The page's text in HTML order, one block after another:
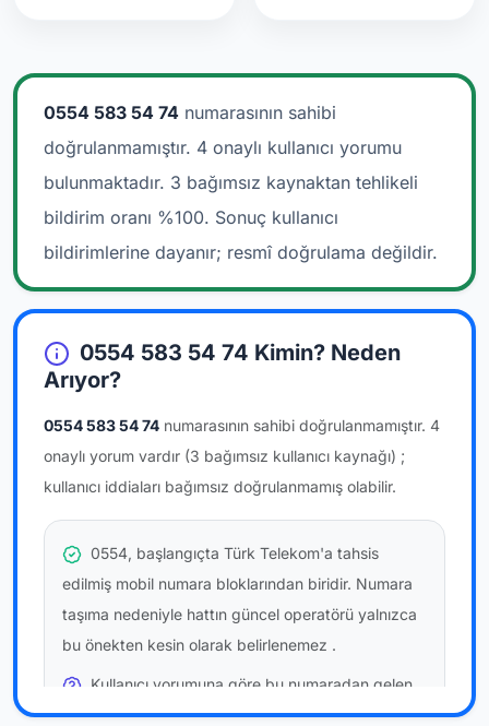
0554 583 54 74 numarasının sahibi
doğrulanmamıştır. 4 onaylı kullanıcı yorumu
bulunmaktadır. 3 bağımsız kaynaktan tehlikeli
bildirim oranı %100. Sonuç kullanıcı
bildirimlerine dayanır; resmî doğrulama değildir.
0554 583 54 74 Kimin? Neden
Arıyor?
0554 583 54 74 numarasının sahibi doğrulanmamıştır. 4
onaylı yorum vardır (3 bağımsız kullanıcı kaynağı) ;
kullanıcı iddiaları bağımsız doğrulanmamış olabilir.
0554, başlangıçta Türk Telekom'a tahsis
edilmiş mobil numara bloklarından biridir. Numara
taşıma nedeniyle hattın güncel operatörü yalnızca
bu önekten kesin olarak belirlenemez .
Kullanıcı yorumuna göre bu numaradan gelen
çağrılaratemkinli yaklaşmanızönerilir; bu bir site